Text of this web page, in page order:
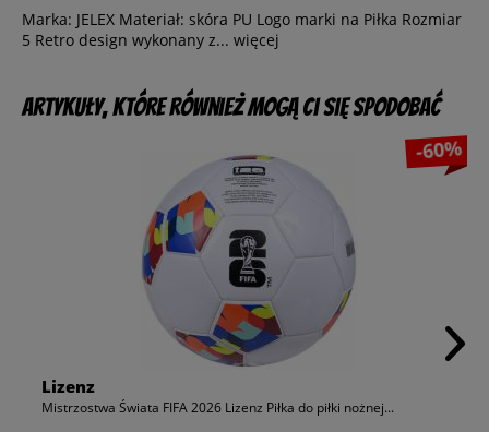
Marka: JELEX Materiał: skóra PU Logo marki na Piłka Rozmiar
5 Retro design wykonany z... więcej
Artykuły, które również mogą Ci się spodobać
-60%
Lizenz
Mistrzostwa Świata FIFA 2026 Lizenz Piłka do piłki nożnej...